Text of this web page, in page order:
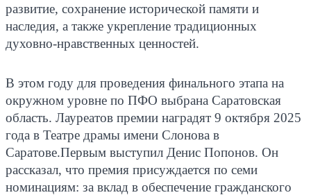
развитие, сохранение исторической памяти и
наследия, а также укрепление традиционных
духовно-нравственных ценностей.
В этом году для проведения финального этапа на
окружном уровне по ПФО выбрана Саратовская
область. Лауреатов премии наградят 9 октября 2025
года в Театре драмы имени Слонова в
Саратове.Первым выступил Денис Попонов. Он
рассказал, что премия присуждается по семи
номинациям: за вклад в обеспечение гражданского